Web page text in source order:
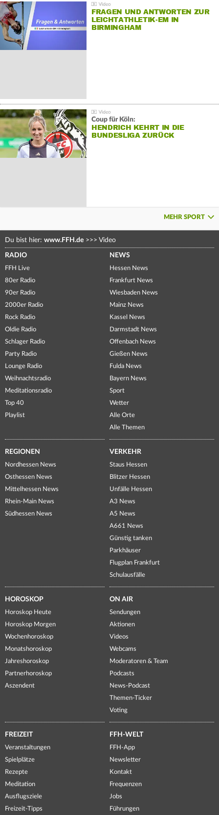
FRAGEN UND ANTWORTEN ZUR
LEICHTATHLETIK-EM IN
BIRMINGHAM
Coup für Köln:
HENDRICH KEHRT IN DIE
BUNDESLIGA ZURÜCK
MEHR SPORT
Du bist hier: www.FFH.de >>> Video
RADIO
FFH Live
80er Radio
90er Radio
2000er Radio
Rock Radio
Oldie Radio
Schlager Radio
Party Radio
Lounge Radio
Weihnachtsradio
Meditationsradio
Top 40
Playlist
NEWS
Hessen News
Frankfurt News
Wiesbaden News
Mainz News
Kassel News
Darmstadt News
Offenbach News
Gießen News
Fulda News
Bayern News
Sport
Wetter
Alle Orte
Alle Themen
REGIONEN
Nordhessen News
Osthessen News
Mittelhessen News
Rhein-Main News
Südhessen News
VERKEHR
Staus Hessen
Blitzer Hessen
Unfälle Hessen
A3 News
A5 News
A661 News
Günstig tanken
Parkhäuser
Flugplan Frankfurt
Schulausfälle
HOROSKOP
Horoskop Heute
Horoskop Morgen
Wochenhoroskop
Monatshoroskop
Jahreshoroskop
Partnerhoroskop
Aszendent
ON AIR
Sendungen
Aktionen
Videos
Webcams
Moderatoren & Team
Podcasts
News-Podcast
Themen-Ticker
Voting
FREIZEIT
Veranstaltungen
Spielplätze
Rezepte
Meditation
Ausflugsziele
Freizeit-Tipps
FFH-WELT
FFH-App
Newsletter
Kontakt
Frequenzen
Jobs
Führungen